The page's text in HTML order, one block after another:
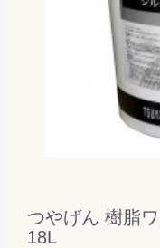
つやげん 樹脂
18L